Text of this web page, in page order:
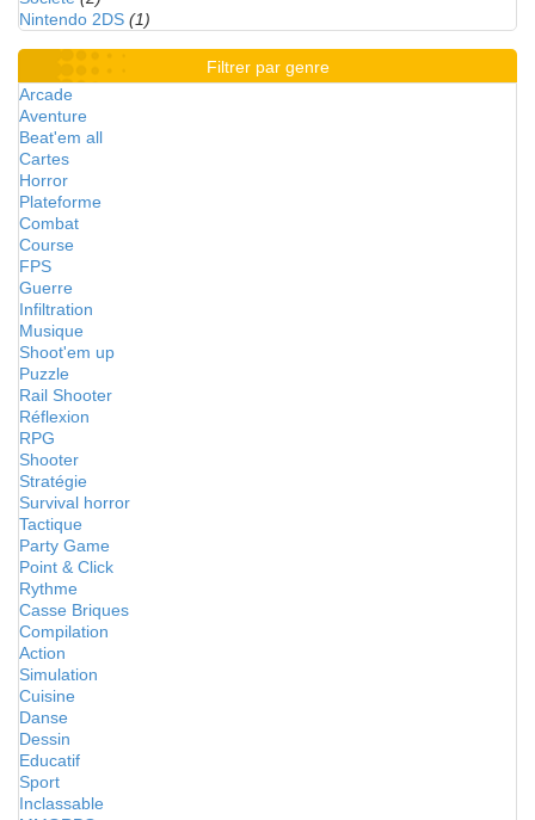
Nintendo 2DS (1)
Filtrer par genre
Arcade
Aventure
Beat'em all
Cartes
Horror
Plateforme
Combat
Course
FPS
Guerre
Infiltration
Musique
Shoot'em up
Puzzle
Rail Shooter
Réflexion
RPG
Shooter
Stratégie
Survival horror
Tactique
Party Game
Point & Click
Rythme
Casse Briques
Compilation
Action
Simulation
Cuisine
Danse
Dessin
Educatif
Sport
Inclassable